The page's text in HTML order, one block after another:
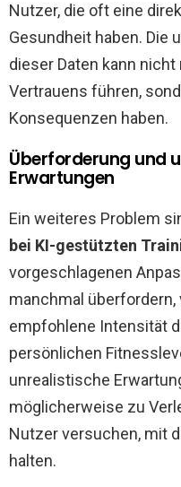
Nutzer, die oft eine
Gesundheit haben. Die
dieser Daten kann
Vertrauens führen,
Konsequenzen haben.
Überforderung und
Erwartungen
Ein weiteres Problem
bei KI-gestützten
vorgeschlagenen
manchmal überfordern,
empfohlene Intensität
persönlichen
unrealistische
möglicherweise zu
Nutzer versuchen, mit
halten.